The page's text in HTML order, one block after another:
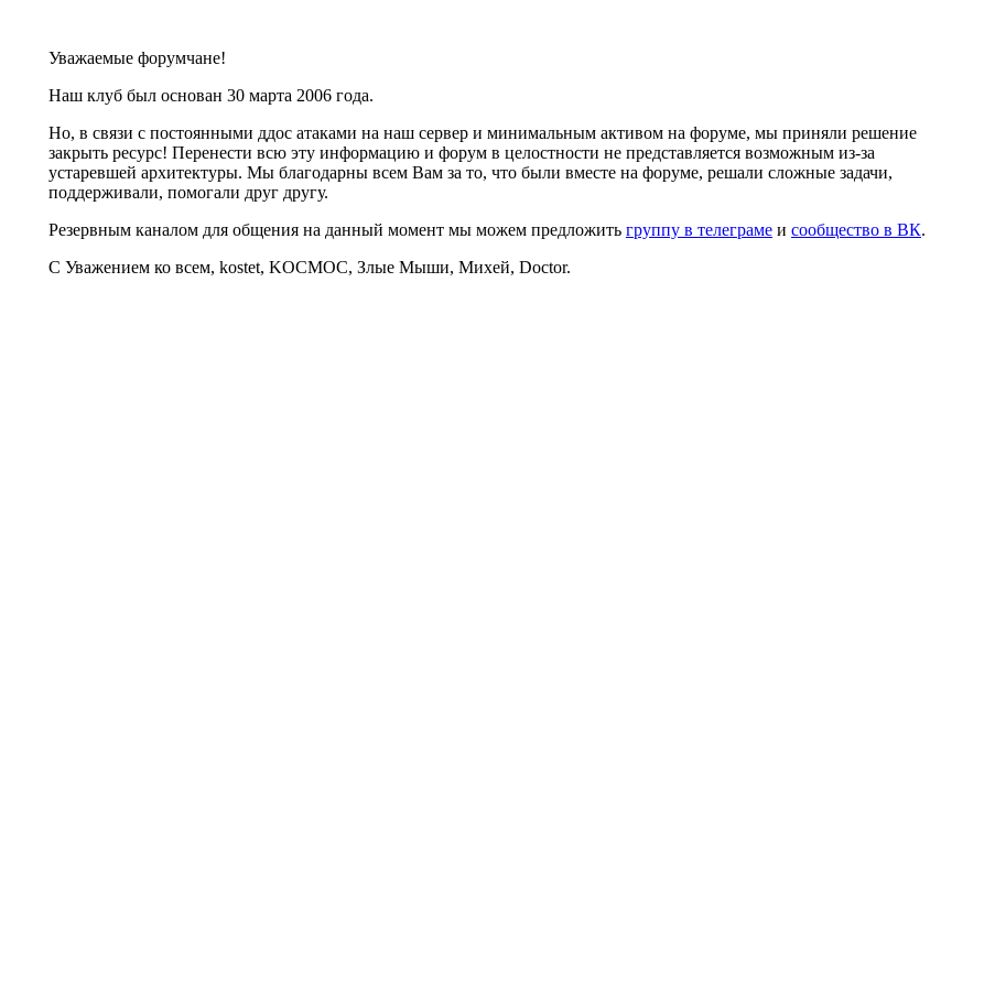
Уважаемые форумчане!
Наш клуб был основан 30 марта 2006 года.
Но, в связи с постоянными ддос атаками на наш сервер и минимальным активом на форуме, мы приняли решение
закрыть ресурс! Перенести всю эту информацию и форум в целостности не представляется возможным из-за
устаревшей архитектуры. Мы благодарны всем Вам за то, что были вместе на форуме, решали сложные задачи,
поддерживали, помогали друг другу.
Резервным каналом для общения на данный момент мы можем предложить группу в телеграме и сообщество в ВК.
С Уважением ко всем, kostet, KOCMOC, Злые Мыши, Михей, Doctor.